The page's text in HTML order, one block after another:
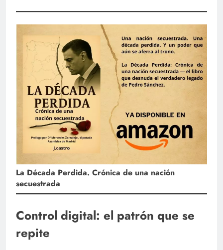
La Década Perdida. Crónica de una nación
secuestrada
Control digital: el patrón que se
repite